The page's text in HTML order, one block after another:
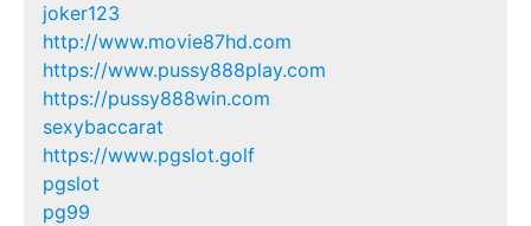
joker123
http://www.movie87hd.com
https://www.pussy888play.com
https://pussy888win.com
sexybaccarat
https://www.pgslot.golf
pgslot
pg99